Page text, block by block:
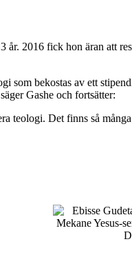
år. 2016 fick hon äran att
som bekostas av ett
Gashe och fortsätter:
teologi. Det finns så